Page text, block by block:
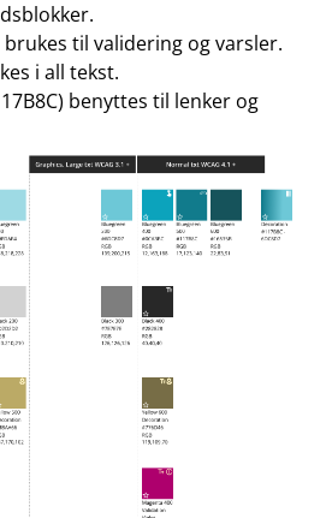
brukes til validering og varsler.
i all tekst.
benyttes til lenker og